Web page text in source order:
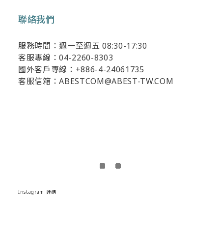
聯絡我們
服務時間：週一至週五 08:30-17:30
客服專線：04-2260-8303
國外客戶專線：+886-4-24061735
客服信箱：ABESTCOM@ABEST-TW.COM
Instagram 連結